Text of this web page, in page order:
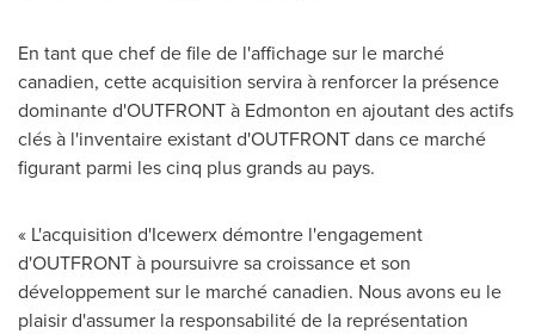
En tant que chef de file de l'affichage sur le marché
canadien, cette acquisition servira à renforcer la présence
dominante d'OUTFRONT à Edmonton en ajoutant des actifs
clés à l'inventaire existant d'OUTFRONT dans ce marché
figurant parmi les cinq plus grands au pays.
« L'acquisition d'Icewerx démontre l'engagement
d'OUTFRONT à poursuivre sa croissance et son
développement sur le marché canadien. Nous avons eu le
plaisir d'assumer la responsabilité de la représentation